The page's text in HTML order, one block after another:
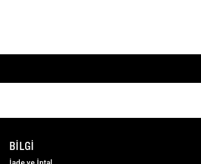
BILGI